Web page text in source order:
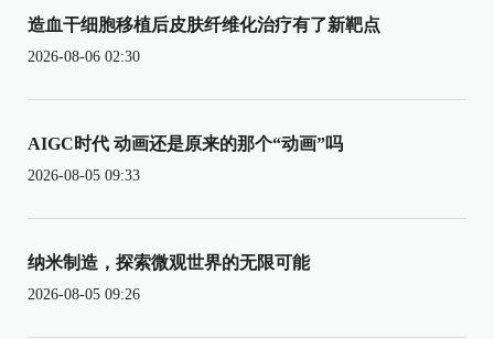
造血干细胞移植后皮肤纤维化治疗有了新靶点
2026-08-06 02:30
AIGC时代 动画还是原来的那个“动画”吗
2026-08-05 09:33
纳米制造，探索微观世界的无限可能
2026-08-05 09:26